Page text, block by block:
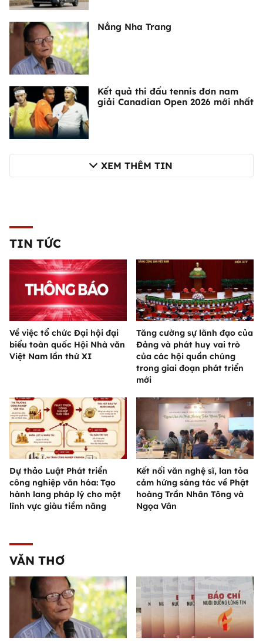
Nắng Nha Trang
Kết quả thi đấu tennis đơn nam
giải Canadian Open 2026 mới nhất
XEM THÊM TIN
TIN TỨC
Về việc tổ chức Đại hội đại
biểu toàn quốc Hội Nhà văn
Việt Nam lần thứ XI
Tăng cường sự lãnh đạo của
Đảng và phát huy vai trò
của các hội quần chúng
trong giai đoạn phát triển
mới
Dự thảo Luật Phát triển
công nghiệp văn hóa: Tạo
hành lang pháp lý cho một
lĩnh vực giàu tiềm năng
Kết nối văn nghệ sĩ, lan tỏa
cảm hứng sáng tác về Phật
hoàng Trần Nhân Tông và
Ngọa Vân
VĂN THƠ